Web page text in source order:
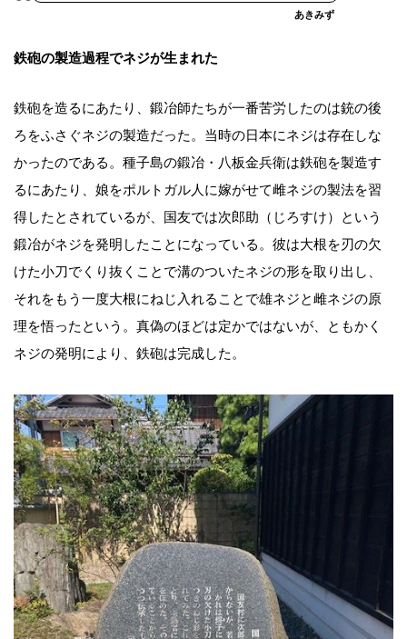
あきみず
鉄砲の製造過程でネジが生まれた
鉄砲を造るにあたり、鍛冶師たちが一番苦労したのは銃の後
ろをふさぐネジの製造だった。当時の日本にネジは存在しな
かったのである。種子島の鍛冶・八板金兵衛は鉄砲を製造す
るにあたり、娘をポルトガル人に嫁がせて雌ネジの製法を習
得したとされているが、国友では次郎助（じろすけ）という
鍛冶がネジを発明したことになっている。彼は大根を刃の欠
けた小刀でくり抜くことで溝のついたネジの形を取り出し、
それをもう一度大根にねじ入れることで雄ネジと雌ネジの原
理を悟ったという。真偽のほどは定かではないが、ともかく
ネジの発明により、鉄砲は完成した。